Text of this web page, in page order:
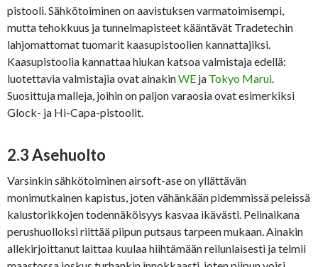
pistooli. Sähkötoiminen on aavistuksen varmatoimisempi,
mutta tehokkuus ja tunnelmapisteet kääntävät Tradetechin
lahjomattomat tuomarit kaasupistoolien kannattajiksi.
Kaasupistoolia kannattaa hiukan katsoa valmistaja edellä:
luotettavia valmistajia ovat ainakinWE ja Tokyo Marui.
Suosittuja malleja, joihin on paljon varaosia ovat esimerkiksi
Glock- ja Hi-Capa-pistoolit.
2.3 Asehuolto
Varsinkin sähkötoiminen airsoft-ase on yllättävän
monimutkainen kapistus, joten vähänkään pidemmissä peleissä
kalustorikkojen todennäköisyys kasvaa ikävästi. Pelinaikana
perushuolloksi riittää piipun putsaus tarpeen mukaan. Ainakin
allekirjoittanut laittaa kuulaa hiihtämään reilunlaisesti ja telmii